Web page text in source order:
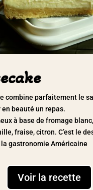
combine parfaitement le
beauté un repas.
à base de fromage
fraise, citron. C’est le
gastronomie Américaine
Voir la recette